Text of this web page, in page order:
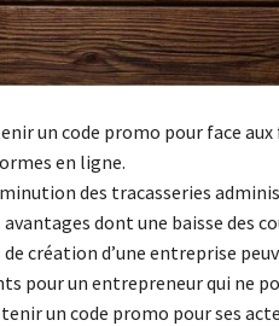
un code promo pour face aux
en ligne.
des tracasseries
dont une baisse des
création d’une entreprise
pour un entrepreneur qui ne
un code promo pour ses